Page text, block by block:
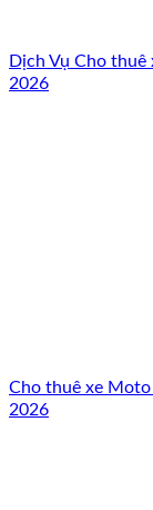
Dịch Vụ Cho
2026
Cho thuê xe Moto
2026